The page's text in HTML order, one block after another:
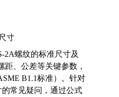
寸
2A螺纹的标准尺寸及
距、公差等关键参数，
B1.1标准）。针对
的常见疑问，通过公式